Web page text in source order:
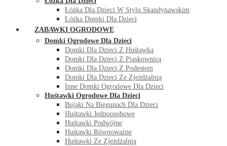
Łóżka Dla Dzieci W Stylu Skandynawskim
Łóżka Domki Dla Dzieci
ZABAWKI OGRODOWE
Domki Ogrodowe Dla Dzieci
Domki Dla Dzieci Z Huśtawką
Domki Dla Dzieci Z Piaskownicą
Domki Dla Dzieci Z Podestem
Domki Dla Dzieci Ze Zjeżdżalnią
Inne Domki Ogrodowe Dla Dzieci
Huśtawki Ogrodowe Dla Dzieci
Bujaki Na Biegunach Dla Dzieci
Huśtawki Jednoosobowe
Huśtawki Podwójne
Huśtawki Równoważne
Huśtawki Ze Zjeżdżalnią